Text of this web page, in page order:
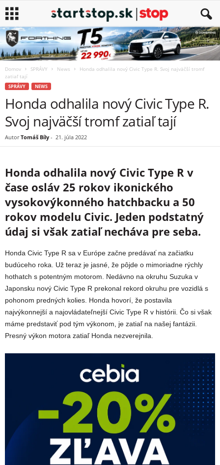
Domov SPRÁVY News
Honda odhalila nový Civic Type R. Svoj najväčší tromf
zatiaľ tají
SPRÁVY NEWS
Honda odhalila nový Civic Type R.
Svoj najväčší tromf zatiaľ tají
Autor Tomáš Bíly - 21. júla 2022
Honda odhalila nový Civic Type R v
čase osláv 25 rokov ikonického
vysokovýkonného hatchbacku a 50
rokov modelu Civic. Jeden podstatný
údaj si však zatiaľ necháva pre seba.
Honda Civic Type R sa v Európe začne predávať na začiatku
budúceho roka. Už teraz je jasné, že pôjde o mimoriadne rýchly
hothatch s potentným motorom. Nedávno na okruhu Suzuka v
Japonsku nový Civic Type R prekonal rekord okruhu pre vozidlá s
pohonom predných kolies. Honda hovorí, že postavila
najvýkonnejší a najovládateľnejší Civic Type R v histórii. Čo si však
máme predstaviť pod tým výkonom, je zatiaľ na našej fantázii.
Presný výkon motora zatiaľ Honda nezverejnila.